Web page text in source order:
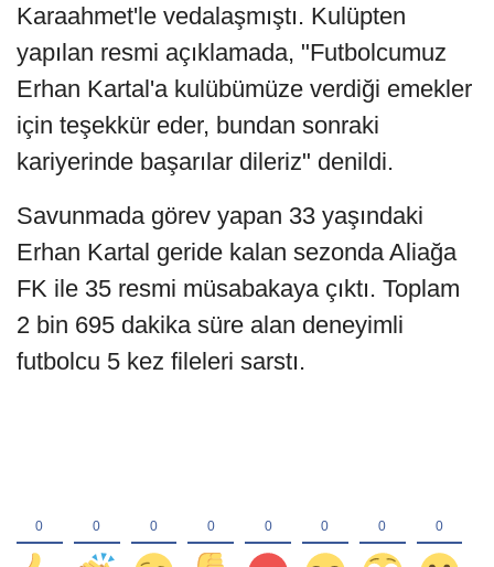
Karaahmet'le vedalaşmıştı. Kulüpten
yapılan resmi açıklamada, "Futbolcumuz
Erhan Kartal'a kulübümüze verdiği emekler
için teşekkür eder, bundan sonraki
kariyerinde başarılar dileriz" denildi.
Savunmada görev yapan 33 yaşındaki
Erhan Kartal geride kalan sezonda Aliağa
FK ile 35 resmi müsabakaya çıktı. Toplam
2 bin 695 dakika süre alan deneyimli
futbolcu 5 kez fileleri sarstı.